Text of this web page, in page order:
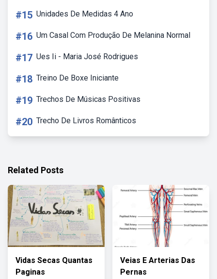
#15 Unidades De Medidas 4 Ano
#16 Um Casal Com Produção De Melanina Normal
#17 Ues Ii - Maria José Rodrigues
#18 Treino De Boxe Iniciante
#19 Trechos De Músicas Positivas
#20 Trecho De Livros Românticos
Related Posts
Vidas Secas Quantas
Paginas
Veias E Arterias Das
Pernas